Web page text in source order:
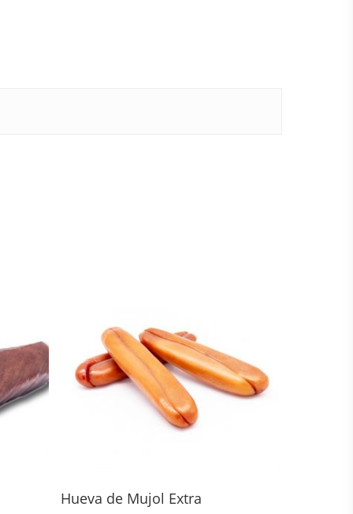
Select Options
Hueva de Mujol Extra